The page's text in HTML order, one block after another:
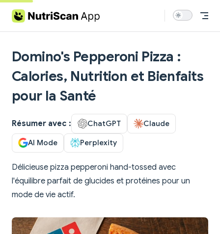
Skip to content
Domino's Pepperoni Pizza :
Calories, Nutrition et Bienfaits
pour la Santé
Résumer avec : ChatGPT Claude
AI Mode Perplexity
Délicieuse pizza pepperoni hand-tossed avec
l'équilibre parfait de glucides et protéines pour un
mode de vie actif.